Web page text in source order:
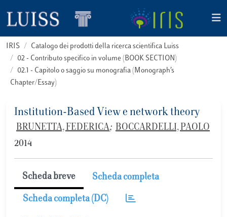
IRIS
Catalogo dei prodotti della ricerca scientifica Luiss
02 - Contributo specifico in volume (BOOK SECTION)
02.1 - Capitolo o saggio su monografia (Monograph’s
Chapter/Essay)
Institution-Based View e network theory
BRUNETTA, FEDERICA; BOCCARDELLI, PAOLO
2014
Scheda breve Scheda completa
Scheda completa (DC)